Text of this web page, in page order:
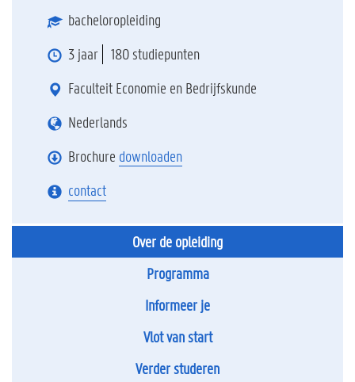
bacheloropleiding
3 jaar
180 studiepunten
Faculteit Economie en Bedrijfskunde
Nederlands
Brochure downloaden
contact
Over de opleiding
Programma
Informeer je
Vlot van start
Verder studeren